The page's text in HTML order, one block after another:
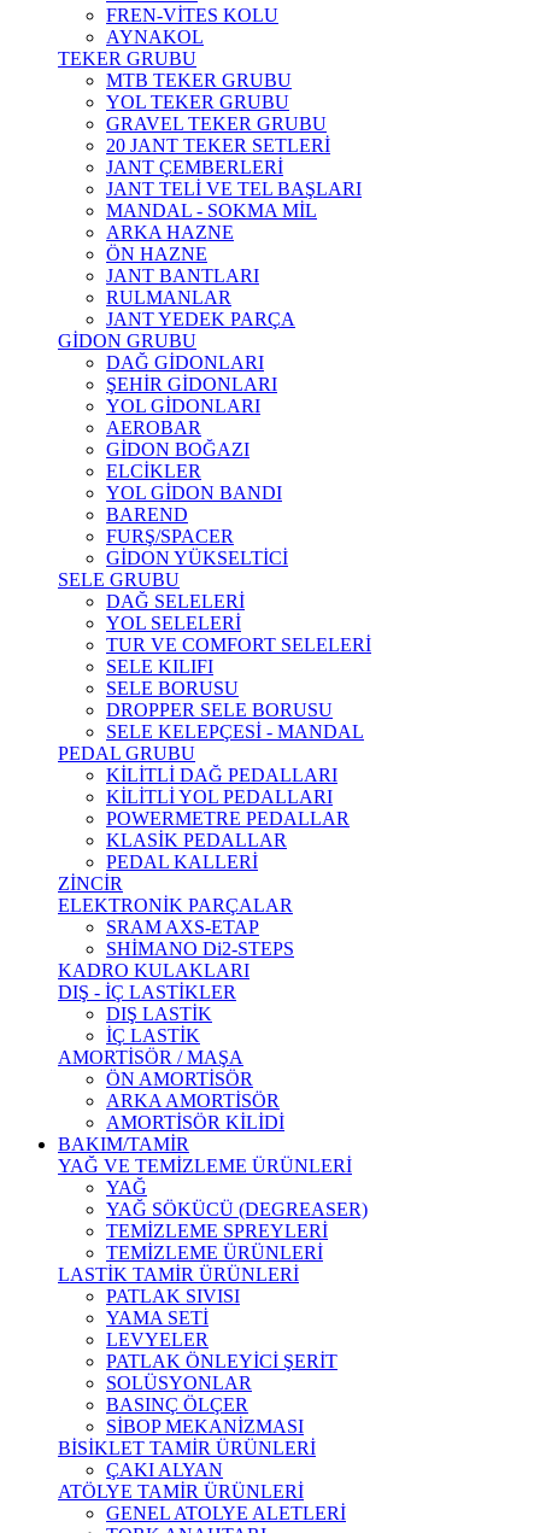
FREN-VİTES KOLU
AYNAKOL
TEKER GRUBU
MTB TEKER GRUBU
YOL TEKER GRUBU
GRAVEL TEKER GRUBU
20 JANT TEKER SETLERİ
JANT ÇEMBERLERİ
JANT TELİ VE TEL BAŞLARI
MANDAL - SOKMA MİL
ARKA HAZNE
ÖN HAZNE
JANT BANTLARI
RULMANLAR
JANT YEDEK PARÇA
GİDON GRUBU
DAĞ GİDONLARI
ŞEHİR GİDONLARI
YOL GİDONLARI
AEROBAR
GİDON BOĞAZI
ELCİKLER
YOL GİDON BANDI
BAREND
FURŞ/SPACER
GİDON YÜKSELTİCİ
SELE GRUBU
DAĞ SELELERİ
YOL SELELERİ
TUR VE COMFORT SELELERİ
SELE KILIFI
SELE BORUSU
DROPPER SELE BORUSU
SELE KELEPÇESİ - MANDAL
PEDAL GRUBU
KİLİTLİ DAĞ PEDALLARI
KİLİTLİ YOL PEDALLARI
POWERMETRE PEDALLAR
KLASİK PEDALLAR
PEDAL KALLERİ
ZİNCİR
ELEKTRONİK PARÇALAR
SRAM AXS-ETAP
SHİMANO Di2-STEPS
KADRO KULAKLARI
DIŞ - İÇ LASTİKLER
DIŞ LASTİK
İÇ LASTİK
AMORTİSÖR / MAŞA
ÖN AMORTİSÖR
ARKA AMORTİSÖR
AMORTİSÖR KİLİDİ
BAKIM/TAMİR
YAĞ VE TEMİZLEME ÜRÜNLERİ
YAĞ
YAĞ SÖKÜCÜ (DEGREASER)
TEMİZLEME SPREYLERİ
TEMİZLEME ÜRÜNLERİ
LASTİK TAMİR ÜRÜNLERİ
PATLAK SIVISI
YAMA SETİ
LEVYELER
PATLAK ÖNLEYİCİ ŞERİT
SOLÜSYONLAR
BASINÇ ÖLÇER
SİBOP MEKANİZMASI
BİSİKLET TAMİR ÜRÜNLERİ
ÇAKI ALYAN
ATÖLYE TAMİR ÜRÜNLERİ
GENEL ATOLYE ALETLERİ